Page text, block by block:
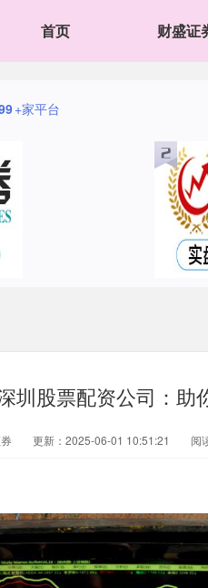
首页 财盛证
+家平台
圳股票配资公司：助
更新：2025-06-01 10:51:21 阅